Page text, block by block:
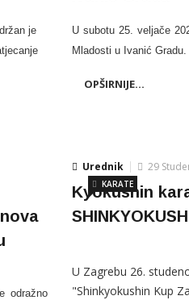
je
U subotu 25. veljače
Mladosti u Ivanić Gradu.
OPŠIRNIJE...
odražno
Urednik
KARATE
29
Kyokushin
U Zagrebu 26.
"Shinkyokushin Kup